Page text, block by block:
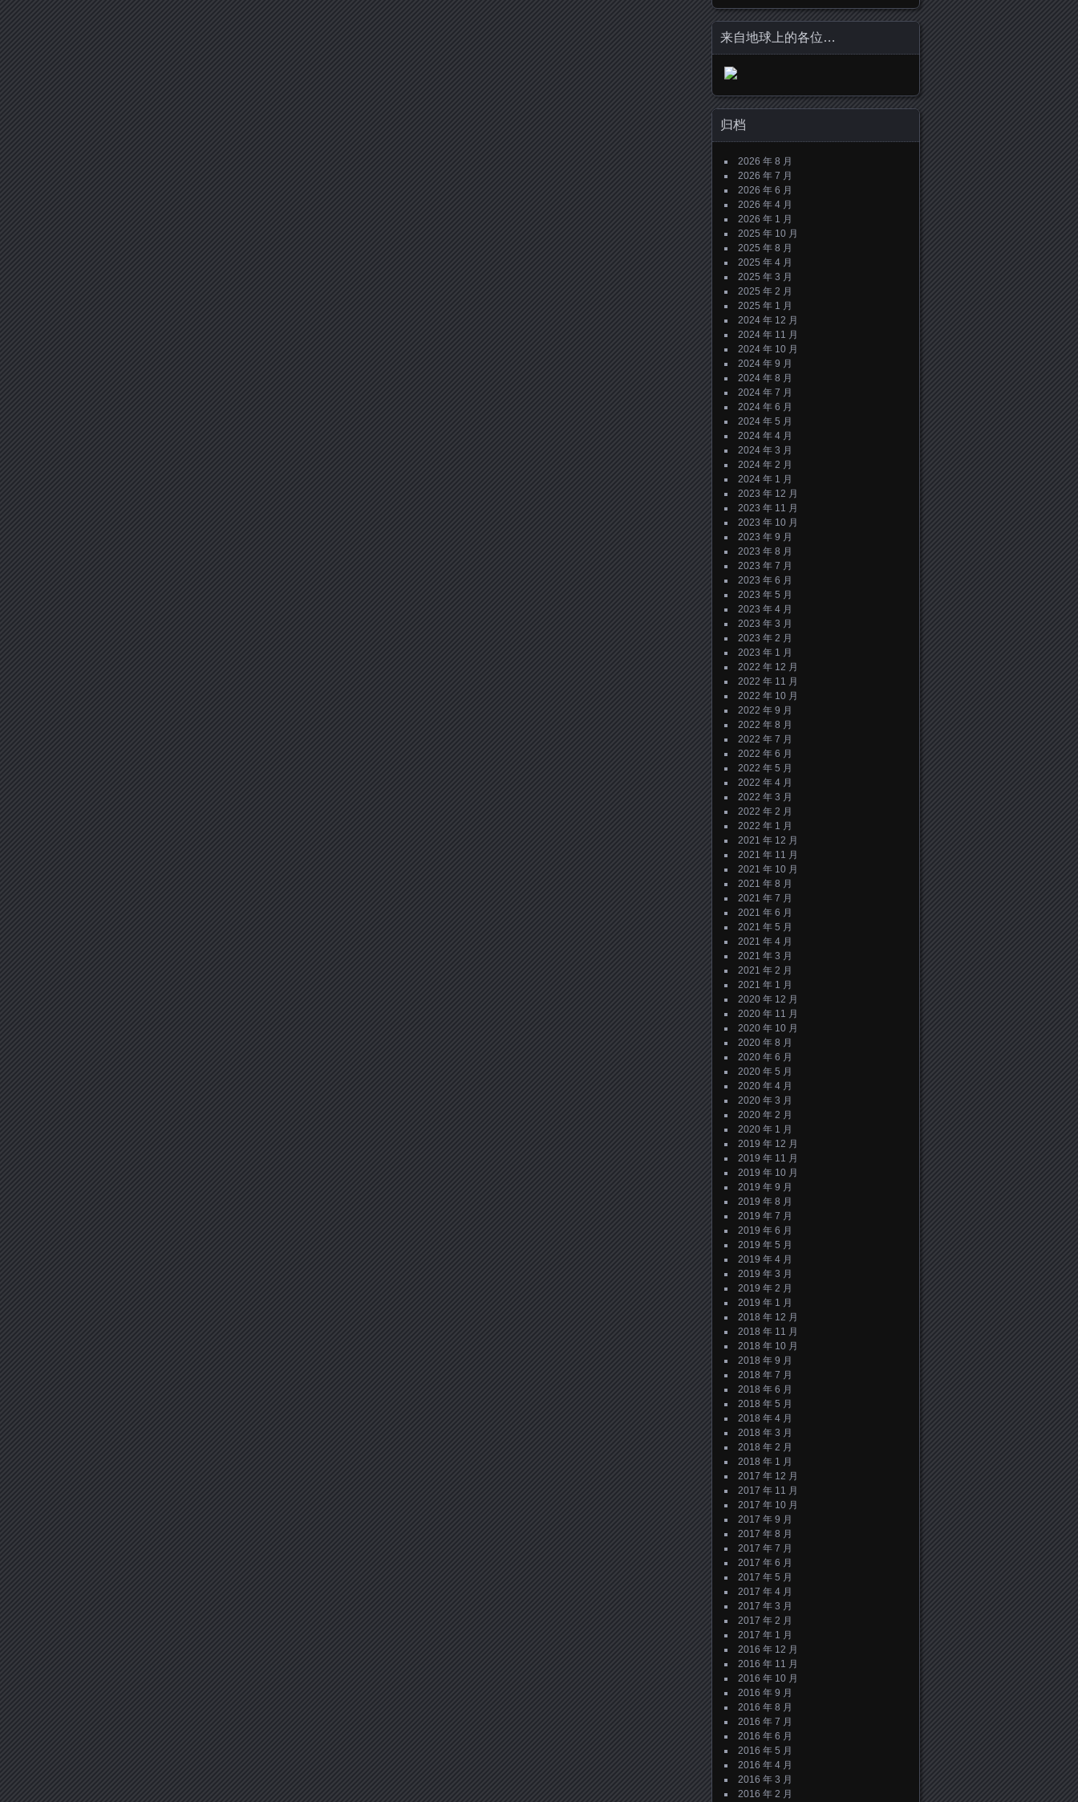
来自地球上的各位…
归档
2026 年 8 月
2026 年 7 月
2026 年 6 月
2026 年 4 月
2026 年 1 月
2025 年 10 月
2025 年 8 月
2025 年 4 月
2025 年 3 月
2025 年 2 月
2025 年 1 月
2024 年 12 月
2024 年 11 月
2024 年 10 月
2024 年 9 月
2024 年 8 月
2024 年 7 月
2024 年 6 月
2024 年 5 月
2024 年 4 月
2024 年 3 月
2024 年 2 月
2024 年 1 月
2023 年 12 月
2023 年 11 月
2023 年 10 月
2023 年 9 月
2023 年 8 月
2023 年 7 月
2023 年 6 月
2023 年 5 月
2023 年 4 月
2023 年 3 月
2023 年 2 月
2023 年 1 月
2022 年 12 月
2022 年 11 月
2022 年 10 月
2022 年 9 月
2022 年 8 月
2022 年 7 月
2022 年 6 月
2022 年 5 月
2022 年 4 月
2022 年 3 月
2022 年 2 月
2022 年 1 月
2021 年 12 月
2021 年 11 月
2021 年 10 月
2021 年 8 月
2021 年 7 月
2021 年 6 月
2021 年 5 月
2021 年 4 月
2021 年 3 月
2021 年 2 月
2021 年 1 月
2020 年 12 月
2020 年 11 月
2020 年 10 月
2020 年 8 月
2020 年 6 月
2020 年 5 月
2020 年 4 月
2020 年 3 月
2020 年 2 月
2020 年 1 月
2019 年 12 月
2019 年 11 月
2019 年 10 月
2019 年 9 月
2019 年 8 月
2019 年 7 月
2019 年 6 月
2019 年 5 月
2019 年 4 月
2019 年 3 月
2019 年 2 月
2019 年 1 月
2018 年 12 月
2018 年 11 月
2018 年 10 月
2018 年 9 月
2018 年 7 月
2018 年 6 月
2018 年 5 月
2018 年 4 月
2018 年 3 月
2018 年 2 月
2018 年 1 月
2017 年 12 月
2017 年 11 月
2017 年 10 月
2017 年 9 月
2017 年 8 月
2017 年 7 月
2017 年 6 月
2017 年 5 月
2017 年 4 月
2017 年 3 月
2017 年 2 月
2017 年 1 月
2016 年 12 月
2016 年 11 月
2016 年 10 月
2016 年 9 月
2016 年 8 月
2016 年 7 月
2016 年 6 月
2016 年 5 月
2016 年 4 月
2016 年 3 月
2016 年 2 月